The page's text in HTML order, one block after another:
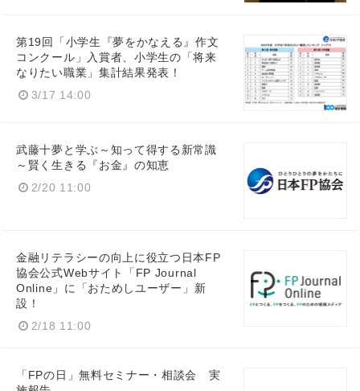
第19回「小学生『夢をかなえる』作文
コンクール」入賞者、小学生の「将来
なりたい職業」集計結果発表！
3/17 14:00
武藤十夢と学ぶ～知って得する新常識
～賢く生きる『お金』の知恵
2/20 11:00
金融リテラシーの向上に役立つ日本FP
協会公式Webサイト「FP Journal
Online」に「おためしユーザー」新
設！
2/18 11:00
「FPの日」無料セミナー・相談会 実